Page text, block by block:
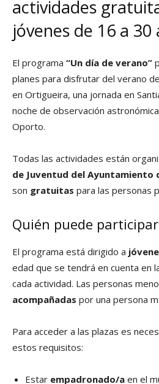
actividades
jóvenes de 16 a 30
El programa “Un día de verano”
planes para disfrutar del verano
en Ortigueira, una jornada en
noche de observación
Oporto.
Todas las actividades están
de Juventud del Ayuntamiento
son gratuitas para las personas
Quién puede participar
El programa está dirigido a
edad que se tendrá en cuenta en
cada actividad. Las personas
acompañadas por una persona
Para acceder a las plazas es
estos requisitos:
Estar empadronado/a en el